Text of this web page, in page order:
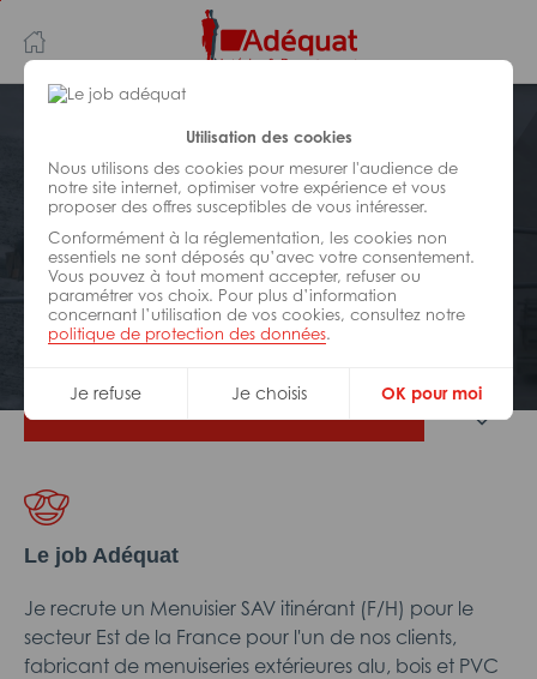
Utilisation des cookies
Nous utilisons des cookies pour mesurer l'audience de
notre site internet, optimiser votre expérience et vous
proposer des offres susceptibles de vous intéresser.
Conformément à la réglementation, les cookies non
essentiels ne sont déposés qu’avec votre consentement.
Vous pouvez à tout moment accepter, refuser ou
paramétrer vos choix. Pour plus d’information
concernant l’utilisation de vos cookies, consultez notre
politique de protection des données.
Je refuse Je choisis OK pour moi
au
contenu
principal
navigation
BÂTIMENT ET TRAVAUX PUBLICS
Réf : Z99-311202
Menuisier sav H/F
CDD Lyon
Le job Adéquat
Je recrute un Menuisier SAV itinérant (F/H) pour le
secteur Est de la France pour l'un de nos clients,
fabricant de menuiseries extérieures alu, bois et PVC